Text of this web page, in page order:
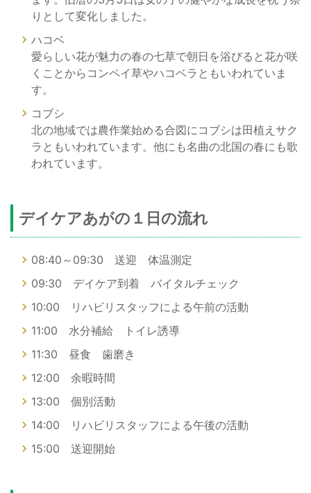
りとして変化しました。
ハコベ
愛らしい花が魅力の春の七草で朝日を浴びると花が咲
くことからコンペイ草やハコベラともいわれていま
す。
コブシ
北の地域では農作業始める合図にコブシは田植えサク
ラともいわれています。他にも名曲の北国の春にも歌
われています。
デイケアあがの１日の流れ
08:40～09:30 送迎 体温測定
09:30 デイケア到着 バイタルチェック
10:00 リハビリスタッフによる午前の活動
11:00 水分補給 トイレ誘導
11:30 昼食 歯磨き
12:00 余暇時間
13:00 個別活動
14:00 リハビリスタッフによる午後の活動
15:00 送迎開始